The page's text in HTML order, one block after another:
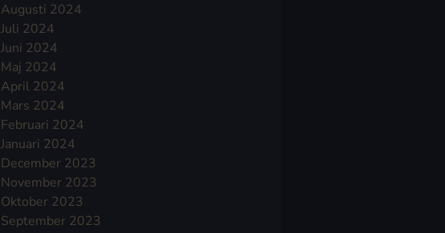
Augusti 2024
Juli 2024
Juni 2024
Maj 2024
April 2024
Mars 2024
Februari 2024
Januari 2024
December 2023
November 2023
Oktober 2023
September 2023